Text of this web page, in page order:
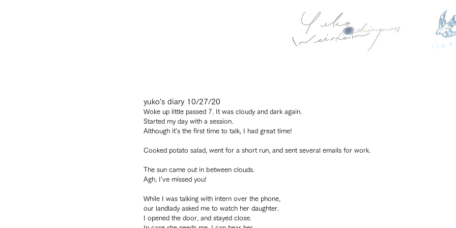
yuko's diary 10/27/20
Woke up little passed 7. It was cloudy and dark again.
Started my day with a session.
Although it's the first time to talk, I had great time!
Cooked potato salad, went for a short run, and sent several emails for work.
The sun came out in between clouds.
Agh, I've missed you!
While I was talking with intern over the phone,
our landlady asked me to watch her daughter.
I opened the door, and stayed close.